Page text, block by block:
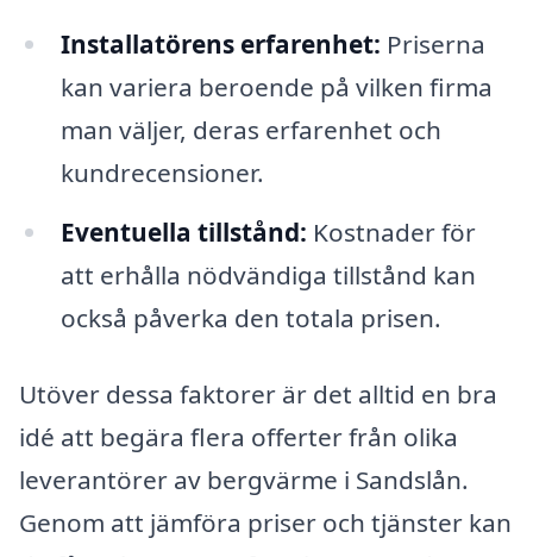
Installatörens erfarenhet: Priserna
kan variera beroende på vilken firma
man väljer, deras erfarenhet och
kundrecensioner.
Eventuella tillstånd: Kostnader för
att erhålla nödvändiga tillstånd kan
också påverka den totala prisen.
Utöver dessa faktorer är det alltid en bra
idé att begära flera offerter från olika
leverantörer av bergvärme i Sandslån.
Genom att jämföra priser och tjänster kan